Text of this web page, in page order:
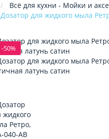
Всё для кухни - Мойки и
Дозатор для жидкого мыла
-50%